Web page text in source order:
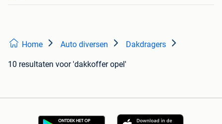
Home Auto diversen Dakdragers
10 resultaten voor 'dakkoffer opel'